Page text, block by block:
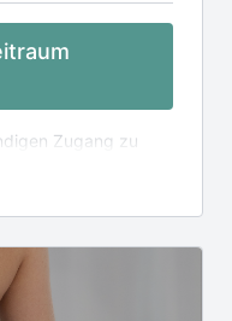
Zugang zu
App
Laufzeitende
Community